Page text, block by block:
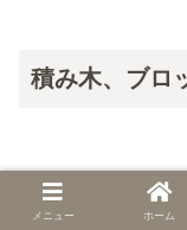
積み木、ブロ
積み木からブロッ
メニュー ホーム